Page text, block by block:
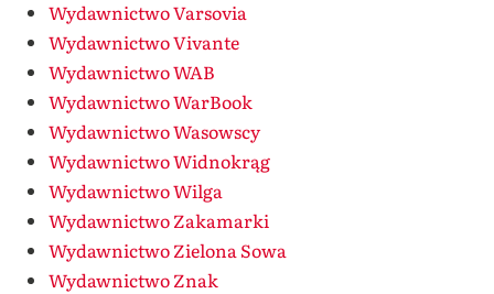
Wydawnictwo Varsovia
Wydawnictwo Vivante
Wydawnictwo WAB
Wydawnictwo WarBook
Wydawnictwo Wasowscy
Wydawnictwo Widnokrąg
Wydawnictwo Wilga
Wydawnictwo Zakamarki
Wydawnictwo Zielona Sowa
Wydawnictwo Znak